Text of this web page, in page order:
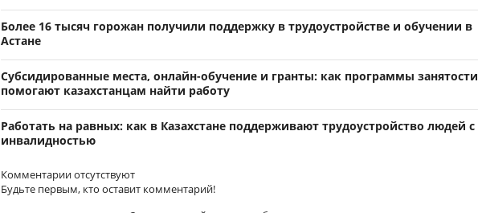
Более 16 тысяч горожан получили поддержку в трудоустройстве и обучении в
Астане
Субсидированные места, онлайн-обучение и гранты: как программы занятости
помогают казахстанцам найти работу
Работать на равных: как в Казахстане поддерживают трудоустройство людей с
инвалидностью
Комментарии отсутствуют
Будьте первым, кто оставит комментарий!